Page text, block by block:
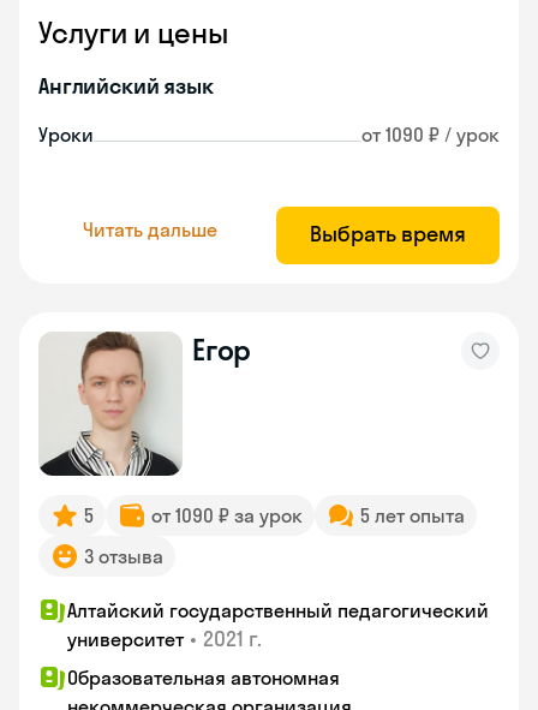
Услуги и цены
Английский язык
Уроки от 1090 ₽ / урок
Читать дальше Выбрать время
Егор
5 от 1090 ₽ за урок
5 лет опыта
3 отзыва
Алтайский государственный педагогический
университет • 2021 г.
Образовательная автономная